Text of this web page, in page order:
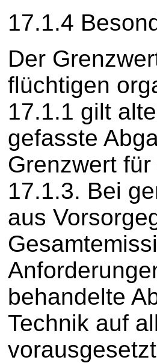
17.1.4
Der
flüchtigen
17.1.1 gilt
gefasste
Grenzwert
17.1.3. Bei
aus
behandelte
Technik auf